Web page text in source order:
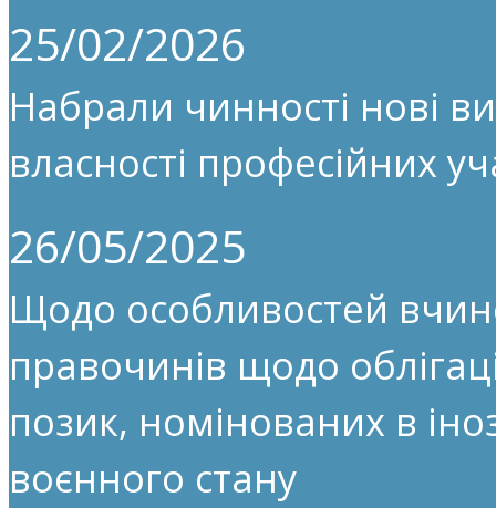
25/02/2026
Набрали чинності нові
власності професійних
26/05/2025
Щодо особливостей
правочинів щодо
позик, номінованих в
воєнного стану